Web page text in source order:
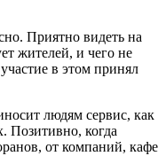
Приятно видеть на
жителей, и чего не
в этом принял
людям сервис, как
Позитивно, когда
от компаний, кафе